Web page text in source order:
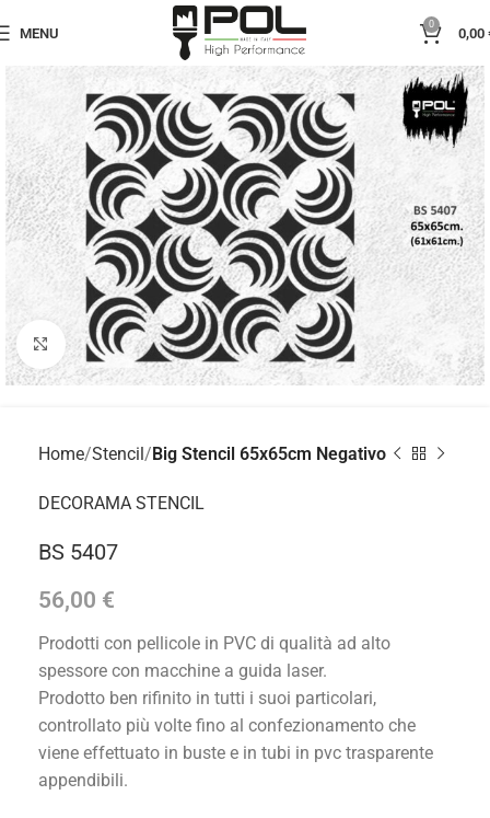
MENU
0
0,00
Click to enlarge
Home Stencil Big Stencil 65x65cm Negativo
DECORAMA STENCIL
BS 5407
56,00 €
Prodotti con pellicole in PVC di qualità ad alto
spessore con macchine a guida laser.
Prodotto ben rifinito in tutti i suoi particolari,
controllato più volte fino al confezionamento che
viene effettuato in buste e in tubi in pvc trasparente
appendibili.